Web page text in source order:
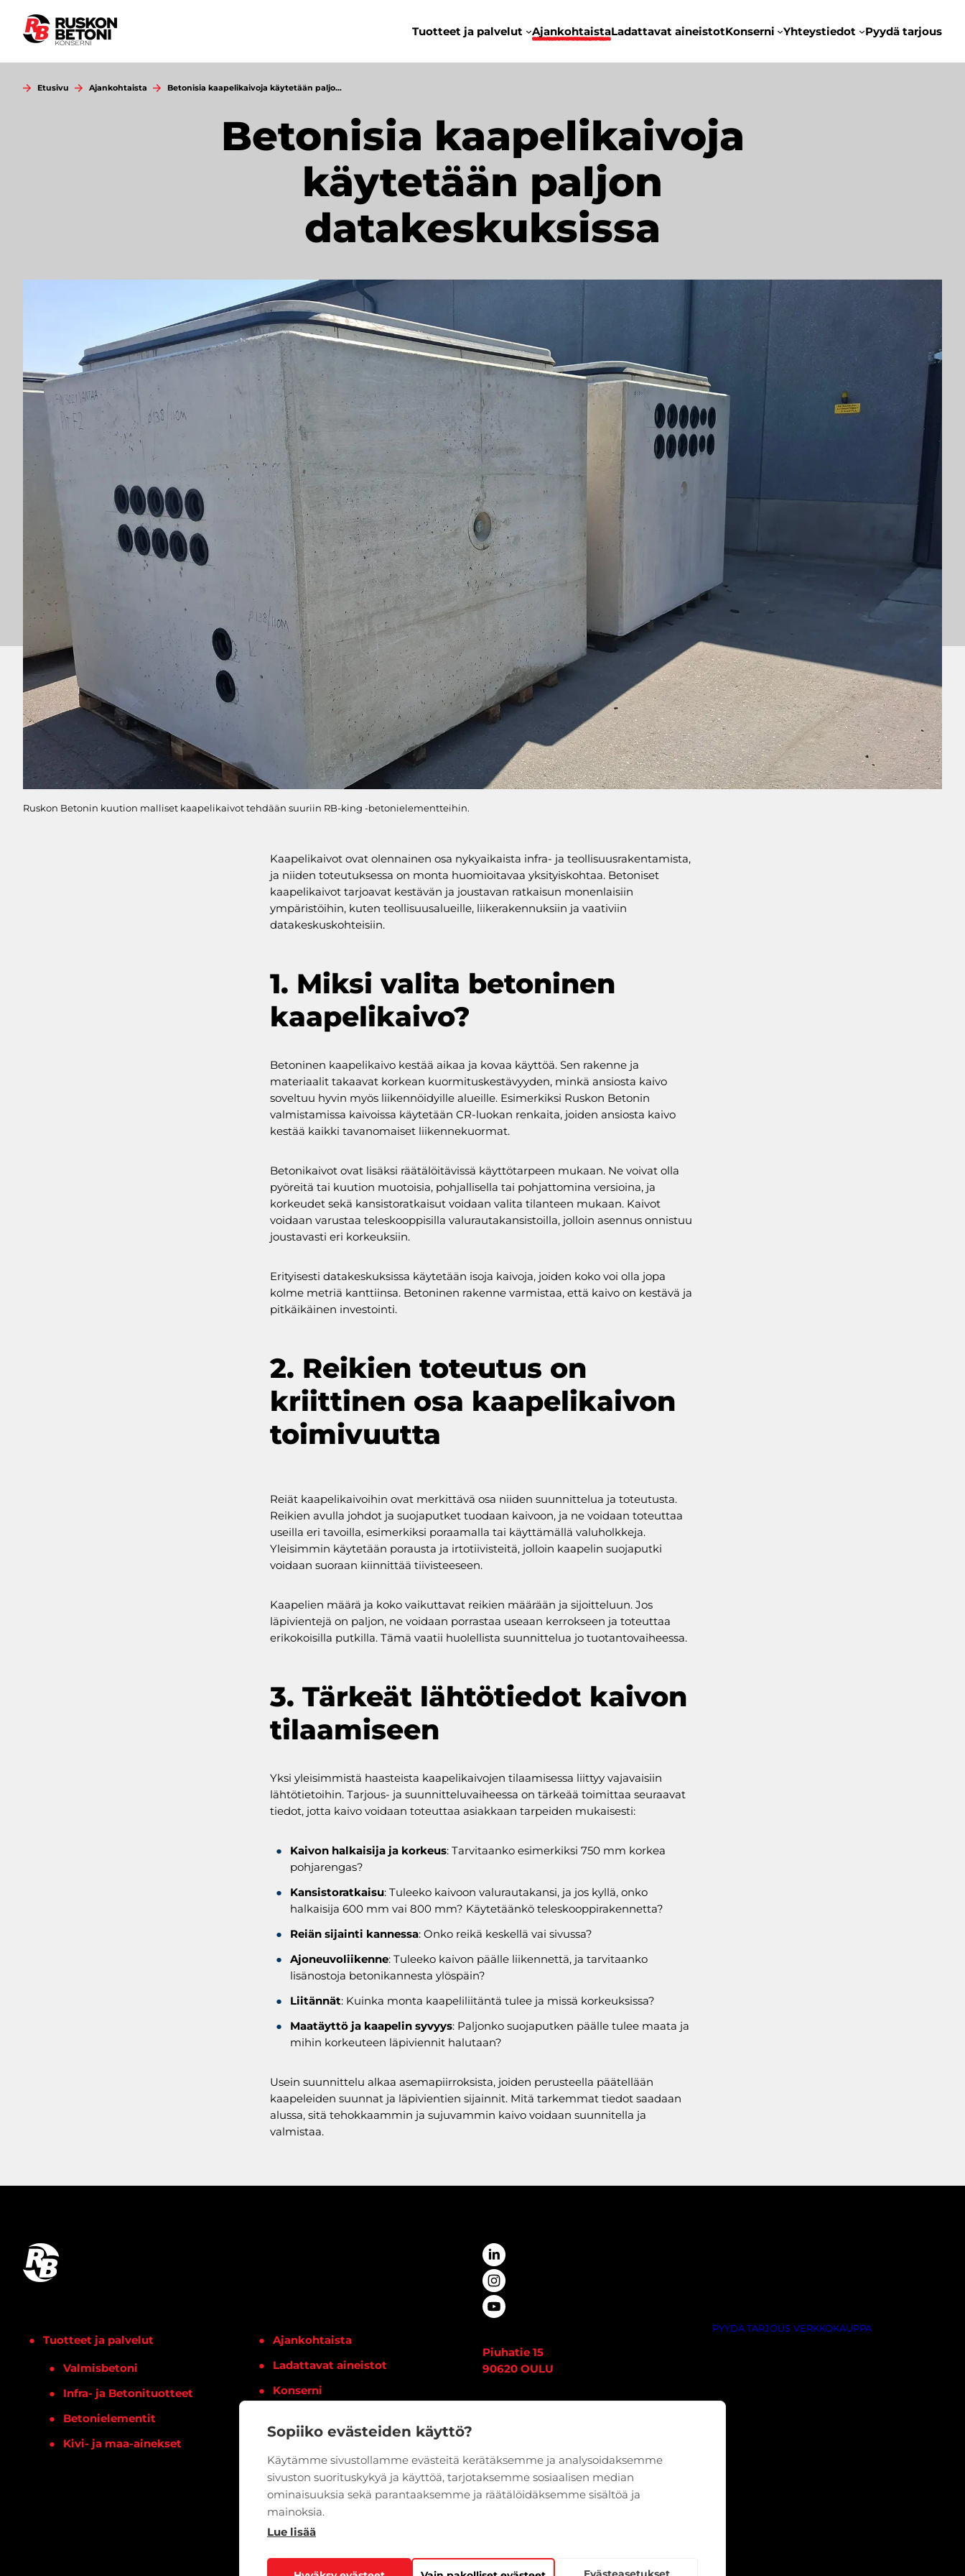
Sopiiko evästeiden käyttö?
Käytämme sivustollamme evästeitä kerätäksemme ja analysoidaksemme
sivuston suorituskykyä ja käyttöä, tarjotaksemme sosiaalisen median
ominaisuuksia sekä parantaaksemme ja räätälöidäksemme sisältöä ja
mainoksia.
Lue lisää
sisältöön
Tuotteet ja palvelut
AjankohtaistaLadattavat aineistotKonserni Yhteystiedot Pyydä tarjous
Etusivu Ajankohtaista Betonisia kaapelikaivoja käytetään paljo…
Betonisia kaapelikaivoja
käytetään paljon
datakeskuksissa
Ruskon Betonin kuution malliset kaapelikaivot tehdään suuriin RB-king -betonielementteihin.
Kaapelikaivot ovat olennainen osa nykyaikaista infra- ja teollisuusrakentamista,
ja niiden toteutuksessa on monta huomioitavaa yksityiskohtaa. Betoniset
kaapelikaivot tarjoavat kestävän ja joustavan ratkaisun monenlaisiin
ympäristöihin, kuten teollisuusalueille, liikerakennuksiin ja vaativiin
datakeskuskohteisiin.
1. Miksi valita betoninen
kaapelikaivo?
Betoninen kaapelikaivo kestää aikaa ja kovaa käyttöä. Sen rakenne ja
materiaalit takaavat korkean kuormituskestävyyden, minkä ansiosta kaivo
soveltuu hyvin myös liikennöidyille alueille. Esimerkiksi Ruskon Betonin
valmistamissa kaivoissa käytetään CR-luokan renkaita, joiden ansiosta kaivo
kestää kaikki tavanomaiset liikennekuormat.
Betonikaivot ovat lisäksi räätälöitävissä käyttötarpeen mukaan. Ne voivat olla
pyöreitä tai kuution muotoisia, pohjallisella tai pohjattomina versioina, ja
korkeudet sekä kansistoratkaisut voidaan valita tilanteen mukaan. Kaivot
voidaan varustaa teleskooppisilla valurautakansistoilla, jolloin asennus onnistuu
joustavasti eri korkeuksiin.
Erityisesti datakeskuksissa käytetään isoja kaivoja, joiden koko voi olla jopa
kolme metriä kanttiinsa. Betoninen rakenne varmistaa, että kaivo on kestävä ja
pitkäikäinen investointi.
2. Reikien toteutus on
kriittinen osa kaapelikaivon
toimivuutta
Reiät kaapelikaivoihin ovat merkittävä osa niiden suunnittelua ja toteutusta.
Reikien avulla johdot ja suojaputket tuodaan kaivoon, ja ne voidaan toteuttaa
useilla eri tavoilla, esimerkiksi poraamalla tai käyttämällä valuholkkeja.
Yleisimmin käytetään porausta ja irtotiivisteitä, jolloin kaapelin suojaputki
voidaan suoraan kiinnittää tiivisteeseen.
Kaapelien määrä ja koko vaikuttavat reikien määrään ja sijoitteluun. Jos
läpivientejä on paljon, ne voidaan porrastaa useaan kerrokseen ja toteuttaa
erikokoisilla putkilla. Tämä vaatii huolellista suunnittelua jo tuotantovaiheessa.
3. Tärkeät lähtötiedot kaivon
tilaamiseen
Yksi yleisimmistä haasteista kaapelikaivojen tilaamisessa liittyy vajavaisiin
lähtötietoihin. Tarjous- ja suunnitteluvaiheessa on tärkeää toimittaa seuraavat
tiedot, jotta kaivo voidaan toteuttaa asiakkaan tarpeiden mukaisesti:
Kaivon halkaisija ja korkeus: Tarvitaanko esimerkiksi 750 mm korkea
pohjarengas?
Kansistoratkaisu: Tuleeko kaivoon valurautakansi, ja jos kyllä, onko
halkaisija 600 mm vai 800 mm? Käytetäänkö teleskooppirakennetta?
Reiän sijainti kannessa: Onko reikä keskellä vai sivussa?
Ajoneuvoliikenne: Tuleeko kaivon päälle liikennettä, ja tarvitaanko
lisänostoja betonikannesta ylöspäin?
Liitännät: Kuinka monta kaapeliliitäntä tulee ja missä korkeuksissa?
Maatäyttö ja kaapelin syvyys: Paljonko suojaputken päälle tulee maata ja
mihin korkeuteen läpiviennit halutaan?
Usein suunnittelu alkaa asemapiirroksista, joiden perusteella päätellään
kaapeleiden suunnat ja läpivientien sijainnit. Mitä tarkemmat tiedot saadaan
alussa, sitä tehokkaammin ja sujuvammin kaivo voidaan suunnitella ja
valmistaa.
Tuotteet ja palvelut
Valmisbetoni
Infra- ja Betonituotteet
Betonielementit
Kivi- ja maa-ainekset
Ajankohtaista
Ladattavat aineistot
Konserni
Piuhatie 15
90620 OULU
PYYDÄ TARJOUS VERKKOKAUPPA